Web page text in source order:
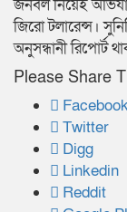
জনবল নিয়েই
জিরো টলারেন্স।
অনুসন্ধানী রিপোর্ট
Please Share
Twitter
Digg
Linkedin
Reddit